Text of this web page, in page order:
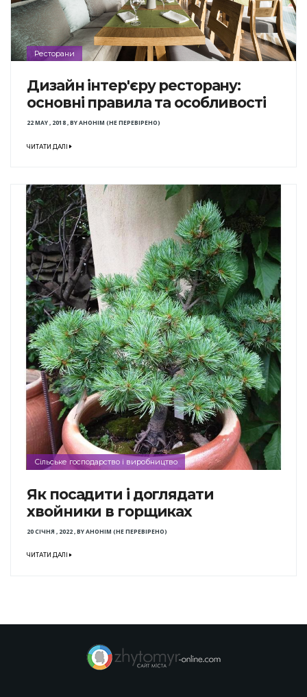
Ресторани
Дизайн інтер'єру ресторану:
основні правила та особливості
22 MAY , 2018,BYАНОНІМ (НЕ ПЕРЕВІРЕНО)
ЧИТАТИ ДАЛІ
Сільське господарство і виробництво
Як посадити і доглядати
хвойники в горщиках
20 СІЧНЯ , 2022,BYАНОНІМ (НЕ ПЕРЕВІРЕНО)
ЧИТАТИ ДАЛІ